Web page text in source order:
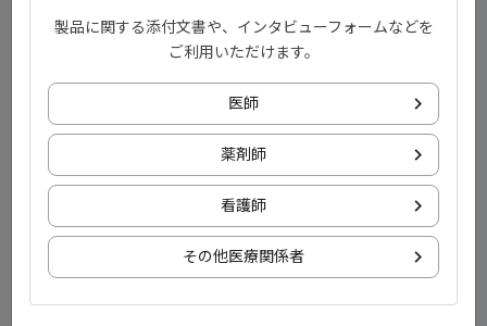
竹内 勤 先生
関節リウマチの主要な治療ゴール【00:06】
治療開始1年時で寛解及び低疾患活動性を達成した早期関
節リウマチ患者における3年時の関節破壊進行（海外デー
製品に関する添付文書や、インタビューフォームなどを
ご利用いただけます。
医師
薬剤師
看護師
その他医療関係者